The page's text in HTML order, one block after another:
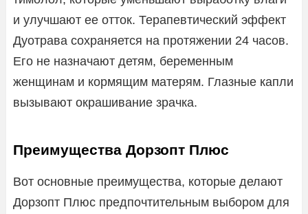
и улучшают ее отток. Терапевтический эффект
Дуотрава сохраняется на протяжении 24 часов.
Его не назначают детям, беременным
женщинам и кормящим матерям. Глазные капли
вызывают окрашивание зрачка.
Преимущества Дорзопт Плюс
Вот основные преимущества, которые делают
Дорзопт Плюс предпочтительным выбором для